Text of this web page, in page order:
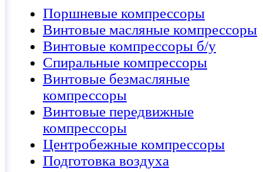
Поршневые компрессоры
Винтовые масляные компрессоры
Винтовые компрессоры б/у
Спиральные компрессоры
Винтовые безмасляные
компрессоры
Винтовые передвижные
компрессоры
Центробежные компрессоры
Подготовка воздуха